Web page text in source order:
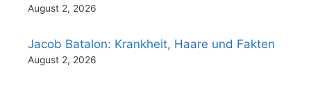
August 2, 2026
Jacob Batalon: Krankheit, Haare und Fakten
August 2, 2026